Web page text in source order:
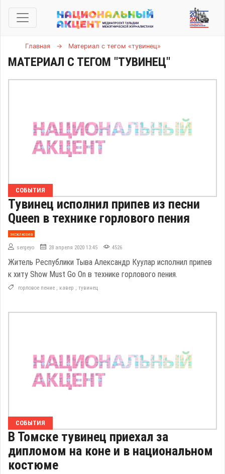
Главная → Материал с тегом «тувинец»
МАТЕРИАЛ С ТЕГОМ "ТУВИНЕЦ"
СОБЫТИЯ
Тувинец исполнил припев из песни
Queen в технике горлового пения
эксклюзив
sergeyo 28 апреля 2020 13:45 4526
Житель Республики Тыва Александр Куулар исполнил припев
к хиту Show Must Go On в технике горлового пения.
горловое пение , кавер , тувинец
СОБЫТИЯ
В Томске тувинец приехал за
дипломом на коне и в национальном
костюме